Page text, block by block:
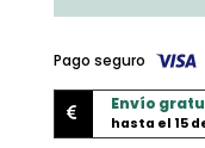
Pago seguro
 Envío
hasta el 15